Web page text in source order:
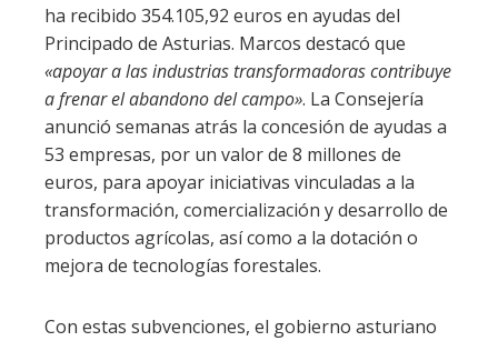
ha recibido 354.105,92 euros en ayudas del
Principado de Asturias. Marcos destacó que
«apoyar a las industrias transformadoras contribuye
a frenar el abandono del campo». La Consejería
anunció semanas atrás la concesión de ayudas a
53 empresas, por un valor de 8 millones de
euros, para apoyar iniciativas vinculadas a la
transformación, comercialización y desarrollo de
productos agrícolas, así como a la dotación o
mejora de tecnologías forestales.
Con estas subvenciones, el gobierno asturiano